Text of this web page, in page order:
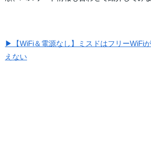
▶【WiFi＆電源なし】ミスドはフリーWiFi
えない